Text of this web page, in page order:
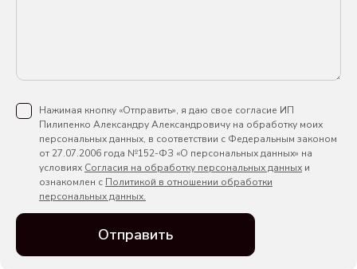
Нажимая кнопку «Отправить», я даю свое согласие ИП
Пилипенко Александру Александровичу на обработку моих
персональных данных, в соответствии с Федеральным законом
от 27.07.2006 года №152-ФЗ «О персональных данных» на
условиях Согласия на обработку персональных данных и
ознакомлен с Политикой в отношении обработки
персональных данных.
Отправить